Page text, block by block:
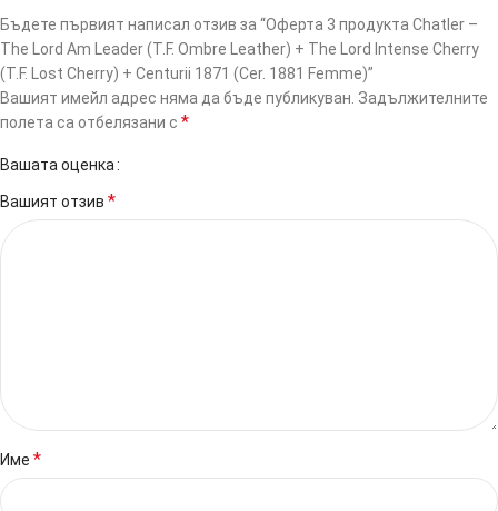
Бъдете първият написал отзив за “Оферта 3 продукта Chatler –
The Lord Am Leader (T.F. Ombre Leather) + The Lord Intense Cherry
(T.F. Lost Cherry) + Centurii 1871 (Cer. 1881 Femme)”
Вашият имейл адрес няма да бъде публикуван. Задължителните
полета са отбелязани с *
Вашата оценка
Вашият отзив *
Име *